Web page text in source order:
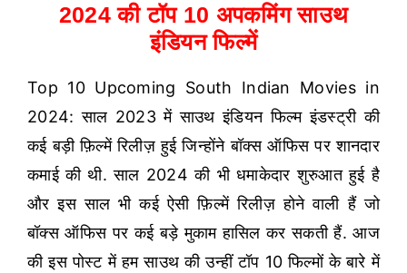
2024 की टॉप 10 अपकमिंग साउथ
इंडियन फिल्में
Top 10 Upcoming South Indian Movies in
2024: साल 2023 में साउथ इंडियन फिल्म इंडस्ट्री की
कई बड़ी फ़िल्में रिलीज़ हुई जिन्होंने बॉक्स ऑफिस पर शानदार
कमाई की थी. साल 2024 की भी धमाकेदार शुरुआत हुई है
और इस साल भी कई ऐसी फ़िल्में रिलीज़ होने वाली हैं जो
बॉक्स ऑफिस पर कई बड़े मुकाम हासिल कर सकती हैं. आज
की इस पोस्ट में हम साउथ की उन्हीं टॉप 10 फिल्मों के बारे में